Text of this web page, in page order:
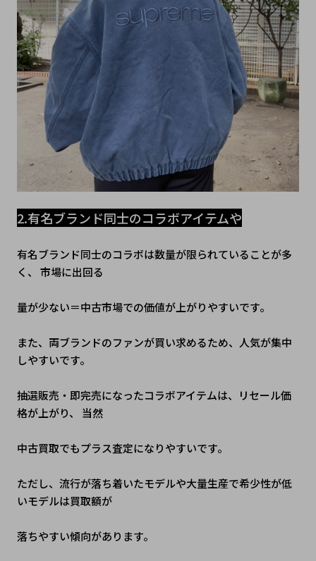
2.有名ブランド同士のコラボアイテムや
有名ブランド同士のコラボは数量が限られていることが多
く、 市場に出回る
量が少ない＝中古市場での価値が上がりやすいです。
また、両ブランドのファンが買い求めるため、人気が集中
しやすいです。
抽選販売・即完売になったコラボアイテムは、リセール価
格が上がり、 当然
中古買取でもプラス査定になりやすいです。
ただし、流行が落ち着いたモデルや大量生産で希少性が低
いモデルは買取額が
落ちやすい傾向があります。